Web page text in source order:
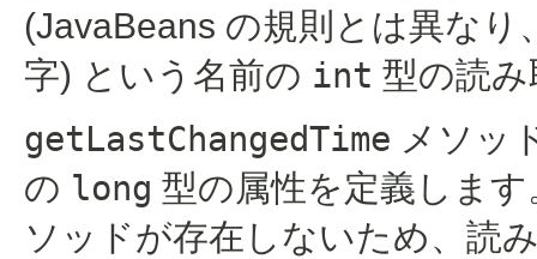
(JavaBeans の規則とは異な
字) という名前の int 型の読
getLastChangedTime メソッ
の long 型の属性を定義しま
ソッドが存在しないため、読